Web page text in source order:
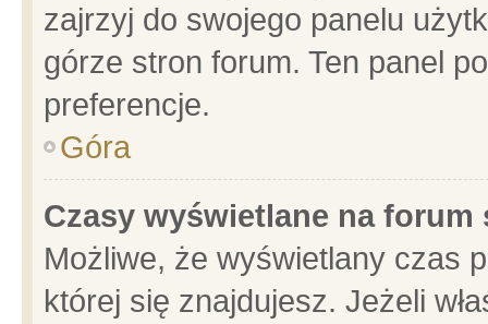
zajrzyj do swojego panelu
górze stron forum. Ten panel
preferencje.
Góra
Czasy wyświetlane na forum
Możliwe, że wyświetlany czas
której się znajdujesz. Jeżeli